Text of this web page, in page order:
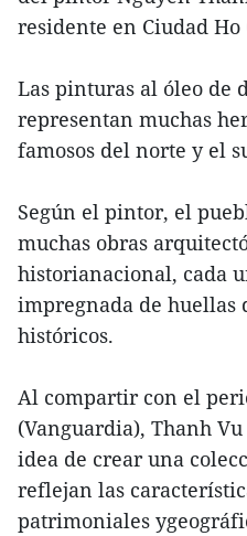
residente en Ciudad
Las pinturas al óleo de
representan muchas
famosos del norte y el
Según el pintor, el
muchas obras
historianacional, cada
impregnada de huellas
históricos.
Al compartir con el
(Vanguardia), Thanh
idea de crear una
reflejan las
patrimoniales